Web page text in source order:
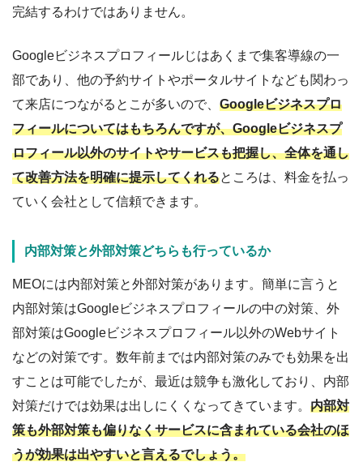
完結するわけではありません。
Googleビジネスプロフィールじはあくまで集客導線の一
部であり、他の予約サイトやポータルサイトなども関わっ
て来店につながるとこが多いので、 Googleビジネスプロ
フィールについてはもちろんですが、Googleビジネスプ
ロフィール以外のサイトやサービスも把握し、全体を通し
て改善方法を明確に提示してくれるところは、料金を払っ
ていく会社として信頼できます。
内部対策と外部対策どちらも行っているか
MEOには内部対策と外部対策があります。簡単に言うと
内部対策はGoogleビジネスプロフィールの中の対策、外
部対策はGoogleビジネスプロフィール以外のWebサイト
などの対策です。数年前までは内部対策のみでも効果を出
すことは可能でしたが、最近は競争も激化しており、内部
対策だけでは効果は出しにくくなってきています。 内部対
策も外部対策も偏りなくサービスに含まれている会社のほ
うが効果は出やすいと言えるでしょう。